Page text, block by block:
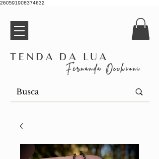
260591908374632
Tenda da Lua
Fernanda Occhioni